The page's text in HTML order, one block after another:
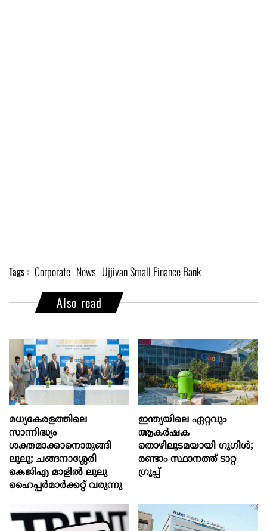
Tags : Corporate News Ujjivan Small Finance Bank
Also read
മധ്യകേരളത്തിലെ
സാന്നിദ്ധ്യം
ശക്തമാക്കാനൊരുങ്ങി
ലുലു; ചങ്ങനാശ്ശേരി
കെജിഎ മാളിൽ ലുലു
ഹൈപ്പർമാർക്കറ്റ് വരുന്നു
ഇന്ത്യയിലെ ഏറ്റവും
ആകര്‍ഷക
തൊഴിലുടമയായി ഗൂഗിള്‍;
രണ്ടാം സ്ഥാനത്ത് ടാറ്റ
ഗ്രൂപ്പ്